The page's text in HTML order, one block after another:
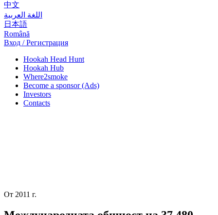
中文
اللغة العربية
日本語
Română
Вход / Регистрация
Hookah Head Hunt
Hookah Hub
Where2smoke
Become a sponsor (Ads)
Investors
Contacts
От 2011 г.